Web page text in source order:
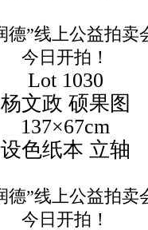
Lot 1030
杨文政 硕果图
137×67cm
设色纸本 立轴